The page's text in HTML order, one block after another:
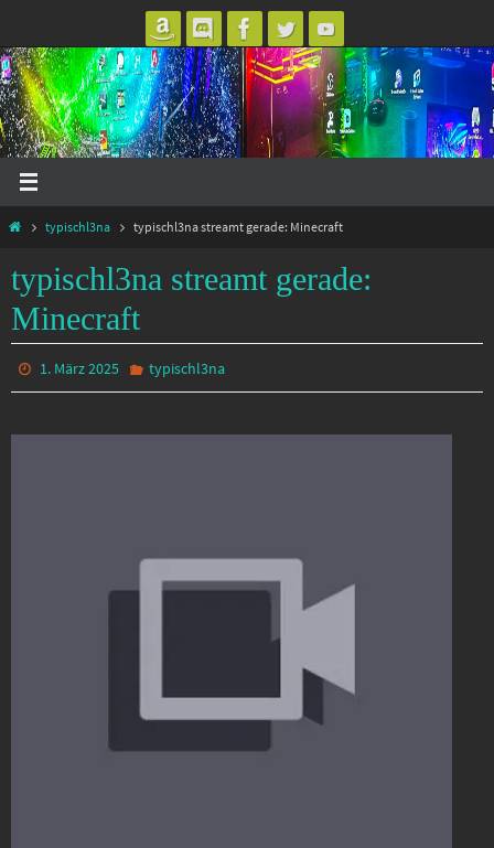
Inhalt
springen
Starttypischl3na typischl3na streamt gerade: Minecraft
typischl3na streamt gerade:
Minecraft
1. März 2025 typischl3na